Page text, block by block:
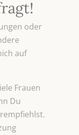
oder
auf
Frauen
Du